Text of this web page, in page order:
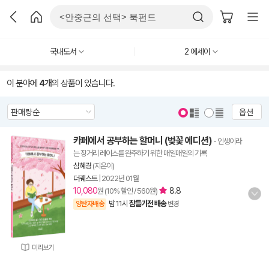
국내도서 2 에세이
이 분야에 4개의 상품이 있습니다.
옵션
미리보기
카페에서 공부하는 할머니 (벚꽃 에디션) - 인생이라
는 장거리 레이스를 완주하기 위한 매일매일의 기록
심혜경 (지은이)
더퀘스트| 2022년 01월
10,080원 (10% 할인 / 560원) 8.8
양탄자배송 밤 11시 잠들기전 배송 변경